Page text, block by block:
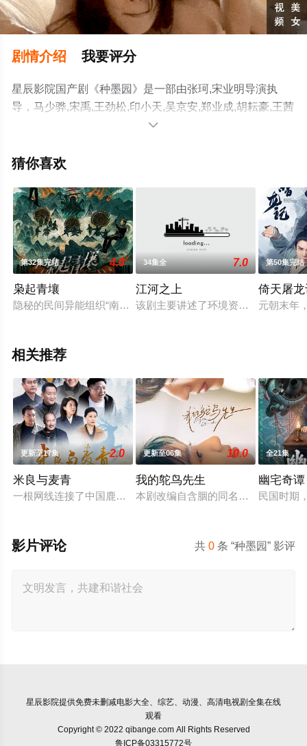
剧情介绍 我要评分
星辰影院国产剧《种墨园》是一部由张珂,宋业明导演执
导，马少骅,宋禹,王劲松,印小天,吴京安,郑业成,胡耘豪,王茜
华,丁勇岱,吴其江,齐千郡,张月,瑛子,熊睿玲等明星演员精彩
集），手机免费观看高清无删减完整版电视剧全集就上星
步至豆瓣电视剧、电视猫或剧情网等平台了解。

猜你喜欢
第32集完结 4.0
枭起青壤
隐秘的民间异能组织“南山猎人”中疯刀聂九罗与阳光正直、忍
34集全 7.0
江河之上
该剧主要讲述了环境资源法官罗远、
第50集完结
倚天屠
元朝末年
相关推荐
更新至17集 2.0
米良与麦青
一根网线连接了中国鹿鸣村和英国牛津，麦香通过视频向米良
更新至06集 10.0
我的鸵鸟先生
本剧改编自含胭的同名小说，讲述了
全21集
幽宅奇谭
民国时期
共0 条 “种墨园” 影评
影片评论
星辰影院提供免费未删减电影大全、综艺、动漫、高清电视剧全集在线
观看
Copyright © 2022 qibange.com All Rights Reserved
鲁ICP备03315772号